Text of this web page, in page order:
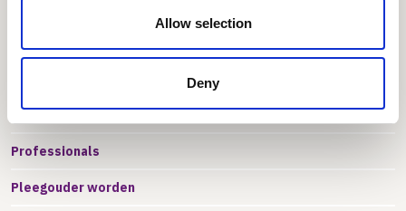
Allow selection
Deny
Pleegzorg
Professionals
Pleegouder worden